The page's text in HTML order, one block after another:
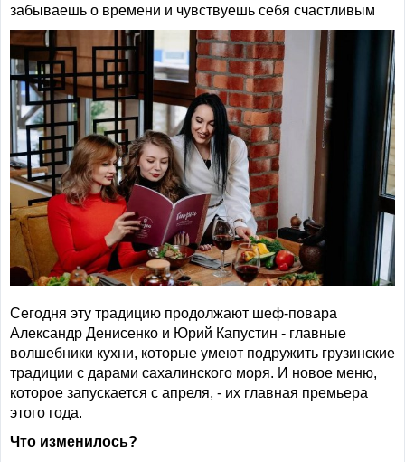
забываешь о времени и чувствуешь себя счастливым
Сегодня эту традицию продолжают шеф-повара
Александр Денисенко и Юрий Капустин - главные
волшебники кухни, которые умеют подружить грузинские
традиции с дарами сахалинского моря. И новое меню,
которое запускается с апреля, - их главная премьера
этого года.
Что изменилось?